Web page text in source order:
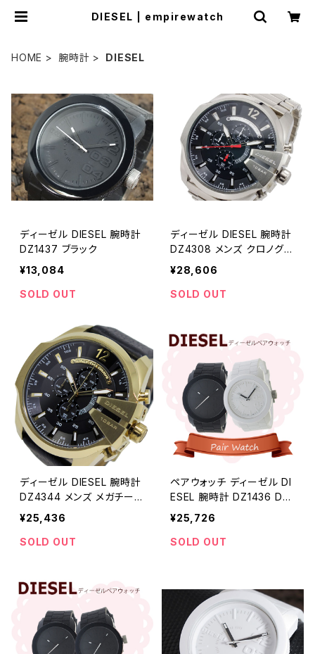
DIESEL | empirewatch
HOME 腕時計 DIESEL
ディーゼル DIESEL 腕時計
DZ1437 ブラック
¥13,084
SOLD OUT
ディーゼル DIESEL 腕時計
DZ4308 メンズ クロノグラ
フ クオーツ ブラック ブラッ
¥28,606
SOLD OUT
ディーゼル DIESEL 腕時計
DZ4344 メンズ メガチーフ
MEGA CHIEF クオーツ ク
ロノグラフ ブラック ブラック
¥25,436
SOLD OUT
ペアウォッチ ディーゼル DI
ESEL 腕時計 DZ1436 DZ1
437 クォーツ ホワイト
¥25,726
SOLD OUT